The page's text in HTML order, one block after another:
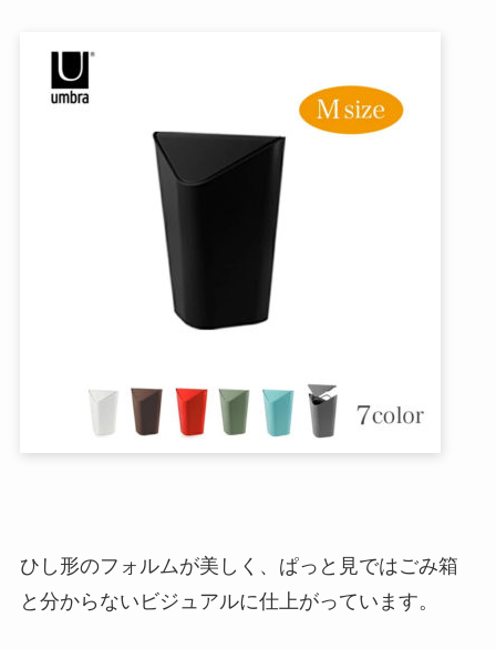
ひし形のフォルムが美しく、ぱっと見ではごみ箱
と分からないビジュアルに仕上がっています。